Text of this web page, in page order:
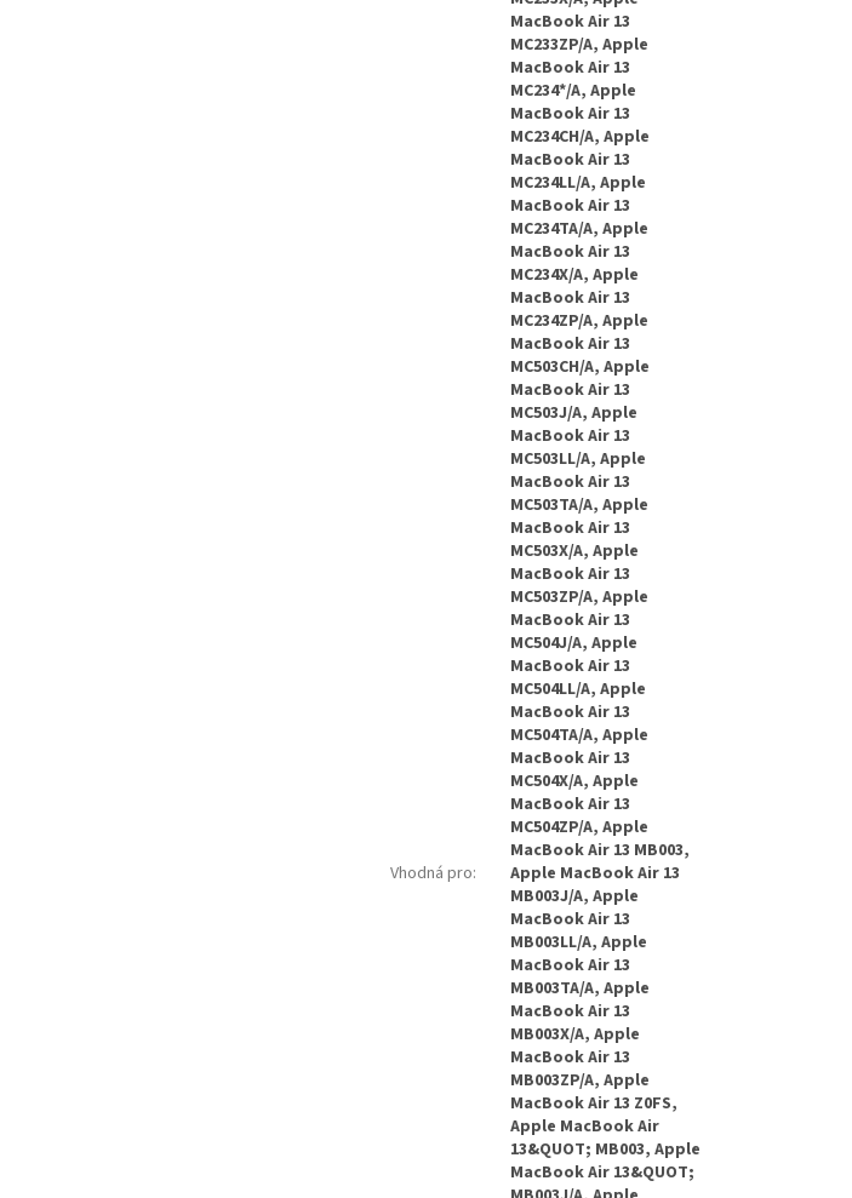
Vhodná pro:
MacBook Air 13
MC233ZP/A, Apple
MacBook Air 13
MC234*/A, Apple
MacBook Air 13
MC234CH/A, Apple
MacBook Air 13
MC234LL/A, Apple
MacBook Air 13
MC234TA/A, Apple
MacBook Air 13
MC234X/A, Apple
MacBook Air 13
MC234ZP/A, Apple
MacBook Air 13
MC503CH/A, Apple
MacBook Air 13
MC503J/A, Apple
MacBook Air 13
MC503LL/A, Apple
MacBook Air 13
MC503TA/A, Apple
MacBook Air 13
MC503X/A, Apple
MacBook Air 13
MC503ZP/A, Apple
MacBook Air 13
MC504J/A, Apple
MacBook Air 13
MC504LL/A, Apple
MacBook Air 13
MC504TA/A, Apple
MacBook Air 13
MC504X/A, Apple
MacBook Air 13
MC504ZP/A, Apple
MacBook Air 13 MB003,
Apple MacBook Air 13
MB003J/A, Apple
MacBook Air 13
MB003LL/A, Apple
MacBook Air 13
MB003TA/A, Apple
MacBook Air 13
MB003X/A, Apple
MacBook Air 13
MB003ZP/A, Apple
MacBook Air 13 Z0FS,
Apple MacBook Air
13&QUOT; MB003, Apple
MacBook Air 13&QUOT;